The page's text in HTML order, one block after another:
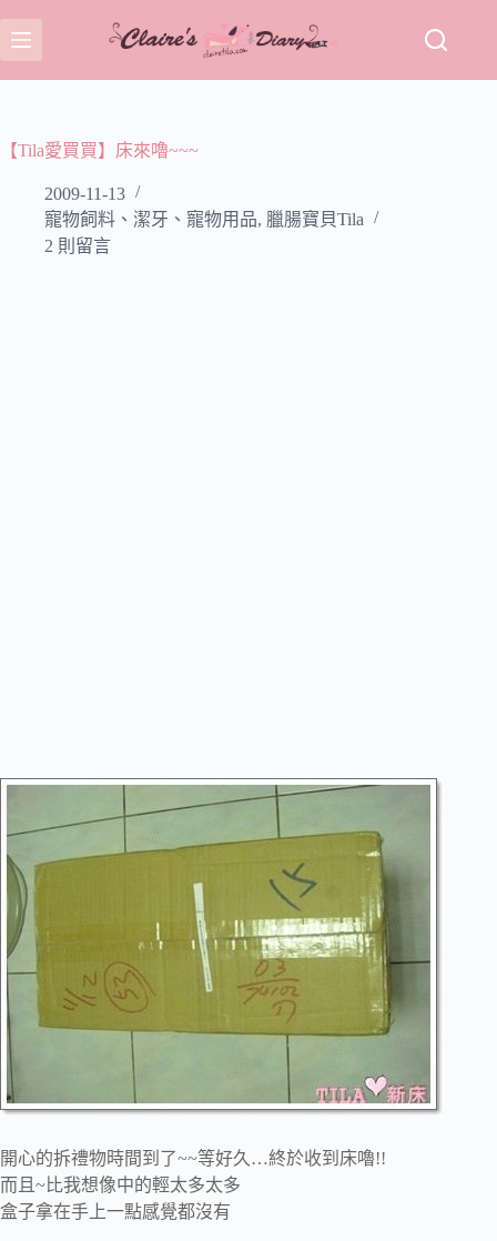
至
主
容【Tila愛買買】床來嚕~~~
2009-11-13
寵物飼料、潔牙、寵物用品, 臘腸寶貝Tila
2 則留言
開心的拆禮物時間到了~~等好久…終於收到床嚕!!
而且~比我想像中的輕太多太多
盒子拿在手上一點感覺都沒有